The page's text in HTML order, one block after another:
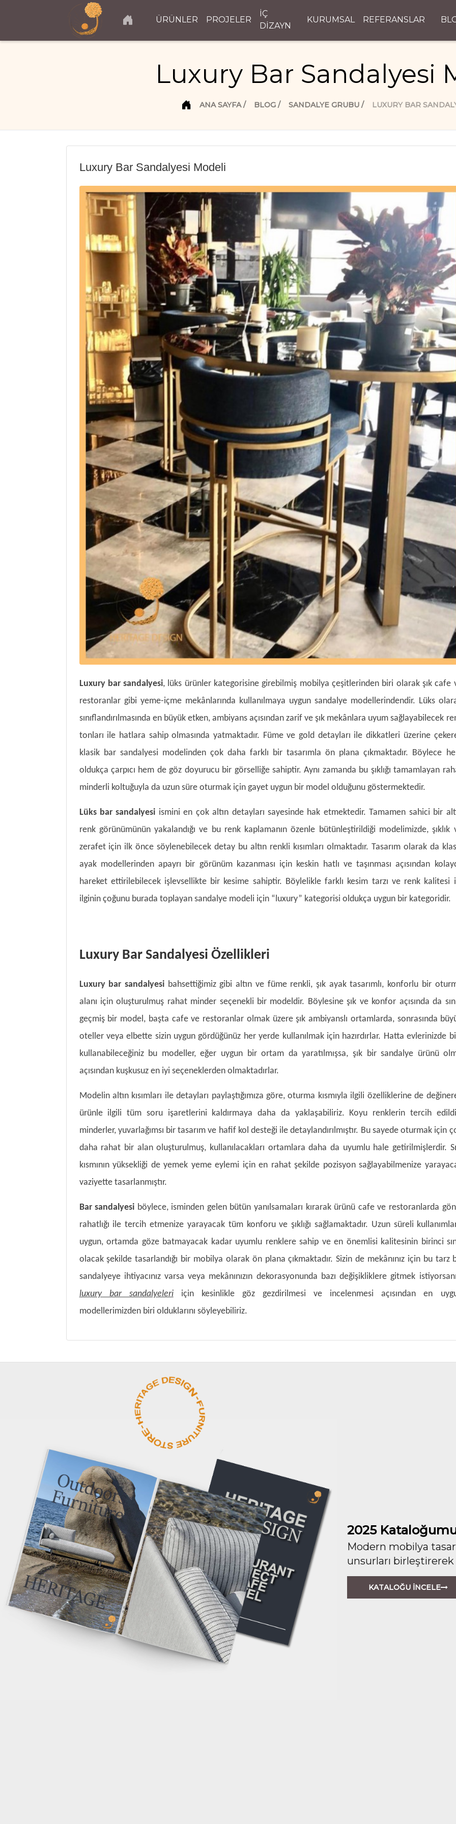
ÜRÜNLER PROJELER
İÇ
DİZAYN
KURUMSAL REFERANSLAR
Luxury Bar Sandalyesi
ANA SAYFA BLOG SANDALYE GRUBU LUXURY BAR
Luxury Bar Sandalyesi Modeli
Luxury bar sandalyesi, lüks ürünler kategorisine girebilmiş mobilya çeşitlerinden biri olarak şık cafe
restoranlar gibi yeme-içme mekânlarında kullanılmaya uygun sandalye modellerindendir. Lüks
sınıflandırılmasında en büyük etken, ambiyans açısından zarif ve şık mekânlara uyum sağlayabilecek
tonları ile hatlara sahip olmasında yatmaktadır. Füme ve gold detayları ile dikkatleri üzerine
klasik bar sandalyesi modelinden çok daha farklı bir tasarımla ön plana çıkmaktadır. Böylece
oldukça çarpıcı hem de göz doyurucu bir görselliğe sahiptir. Aynı zamanda bu şıklığı tamamlayan
minderli koltuğuyla da uzun süre oturmak için gayet uygun bir model olduğunu göstermektedir.
Lüks bar sandalyesi ismini en çok altın detayları sayesinde hak etmektedir. Tamamen sahici bir
renk görünümünün yakalandığı ve bu renk kaplamanın özenle bütünleştirildiği modelimizde, şıklık
zerafet için ilk önce söylenebilecek detay bu altın renkli kısımları olmaktadır. Tasarım olarak da
ayak modellerinden apayrı bir görünüm kazanması için keskin hatlı ve taşınması açısından
hareket ettirilebilecek işlevsellikte bir kesime sahiptir. Böylelikle farklı kesim tarzı ve renk kalitesi
ilginin çoğunu burada toplayan sandalye modeli için “luxury” kategorisi oldukça uygun bir kategoridir.
Luxury Bar Sandalyesi Özellikleri
Luxury bar sandalyesi bahsettiğimiz gibi altın ve füme renkli, şık ayak tasarımlı, konforlu bir
alanı için oluşturulmuş rahat minder seçenekli bir modeldir. Böylesine şık ve konfor açısında da
geçmiş bir model, başta cafe ve restoranlar olmak üzere şık ambiyanslı ortamlarda, sonrasında
oteller veya elbette sizin uygun gördüğünüz her yerde kullanılmak için hazırdırlar. Hatta evlerinizde
kullanabileceğiniz bu modeller, eğer uygun bir ortam da yaratılmışsa, şık bir sandalye ürünü
açısından kuşkusuz en iyi seçeneklerden olmaktadırlar.
Modelin altın kısımları ile detayları paylaştığımıza göre, oturma kısmıyla ilgili özelliklerine de
ürünle ilgili tüm soru işaretlerini kaldırmaya daha da yaklaşabiliriz. Koyu renklerin tercih
minderler, yuvarlağımsı bir tasarım ve hafif kol desteği ile detaylandırılmıştır. Bu sayede oturmak için
daha rahat bir alan oluşturulmuş, kullanılacakları ortamlara daha da uyumlu hale getirilmişlerdir.
kısmının yüksekliği de yemek yeme eylemi için en rahat şekilde pozisyon sağlayabilmenize
vaziyette tasarlanmıştır.
Bar sandalyesi böylece, isminden gelen bütün yanılsamaları kırarak ürünü cafe ve restoranlarda
rahatlığı ile tercih etmenize yarayacak tüm konforu ve şıklığı sağlamaktadır. Uzun süreli
uygun, ortamda göze batmayacak kadar uyumlu renklere sahip ve en önemlisi kalitesinin birinci
olacak şekilde tasarlandığı bir mobilya olarak ön plana çıkmaktadır. Sizin de mekânınız için bu tarz
sandalyeye ihtiyacınız varsa veya mekânınızın dekorasyonunda bazı değişikliklere gitmek
luxury bar sandalyeleriiçin kesinlikle göz gezdirilmesi ve incelenmesi açısından en
modellerimizden biri olduklarını söyleyebiliriz.
2025
Modern mobilya
unsurları
KATALOĞU İNCELE